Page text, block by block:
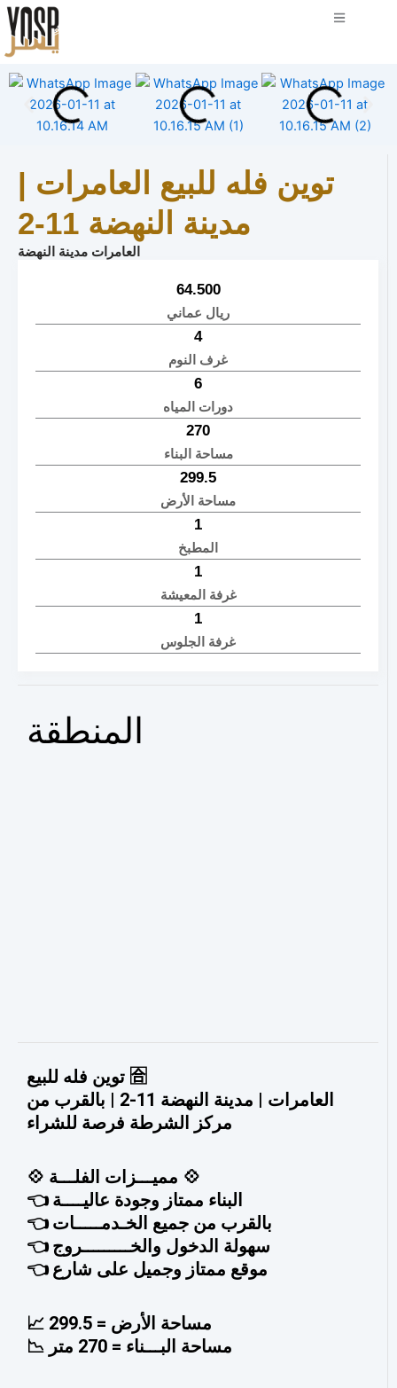
توين فله للبيع العامرات |
مدينة النهضة 11-2
العامرات مدينة النهضة
64.500
ريال عماني
4
غرف النوم
6
دورات المياه
270
مساحة البناء
299.5
مساحة الأرض
1
المطبخ
1
غرفة المعيشة
1
غرفة الجلوس
المنطقة
توين فله للبيع 🈴
العامرات | مدينة النهضة 11-2 | بالقرب من
مركز الشرطة فرصة للشراء
💠 مميـــزات الفلـــة 💠
👈 البناء ممتاز وجودة عاليــــة
👈 بالقرب من جميع الخـدمـــــات
👈 سهولة الدخول والخـــــــــروج
👈 موقع ممتاز وجميل على شارع
📈 مساحة الأرض = 299.5
📉 مساحة البـــناء = 270 متر